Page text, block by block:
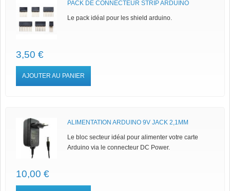
PACK DE CONNECTEUR STRIP ARDUINO
Le pack idéal pour les shield arduino.
3,50 €
AJOUTER AU PANIER
ALIMENTATION ARDUINO 9V JACK 2,1MM
Le bloc secteur idéal pour alimenter votre carte
Arduino via le connecteur DC Power.
10,00 €